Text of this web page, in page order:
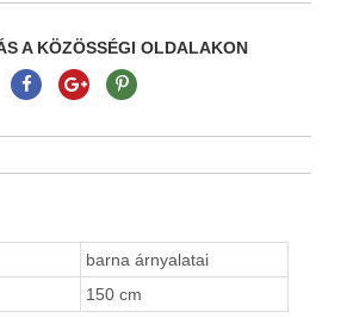
A KÖZÖSSÉGI OLDALAKON
barna árnyalatai
150 cm